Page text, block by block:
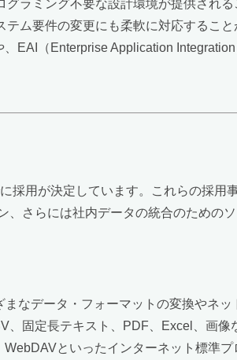
ラミング不要な設計環境が提供され
ム要件の変更にも柔軟に対応するこ
、EAI（Enterprise Application
採用が決定しています。これらの採用
さらには社内データの統合のための
なデータ・フォーマットの変換やネ
固定長テキスト、PDF、Excel、画
といったインターネット標準